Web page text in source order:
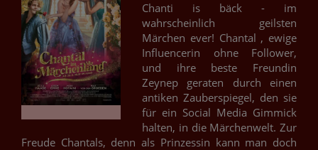
Chanti is bäck - im
wahrscheinlich geilsten
Märchen ever! Chantal , ewige
Influencerin ohne Follower,
und ihre beste Freundin
Zeynep geraten durch einen
antiken Zauberspiegel, den sie
für ein Social Media Gimmick
halten, in die Märchenwelt. Zur
Freude Chantals, denn als Prinzessin kann man doch